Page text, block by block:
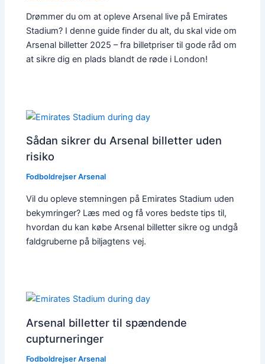
Drømmer du om at opleve Arsenal live på Emirates
Stadium? I denne guide finder du alt, du skal vide om
Arsenal billetter 2025 – fra billetpriser til gode råd om
at sikre dig en plads blandt de røde i London!
Sådan sikrer du Arsenal billetter uden
risiko
Fodboldrejser Arsenal
Vil du opleve stemningen på Emirates Stadium uden
bekymringer? Læs med og få vores bedste tips til,
hvordan du kan købe Arsenal billetter sikre og undgå
faldgruberne på biljagtens vej.
Arsenal billetter til spændende
cupturneringer
Fodboldrejser Arsenal